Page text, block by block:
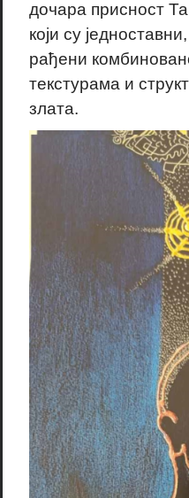
дочара присност
који су
рађени
текстурама и
злата.